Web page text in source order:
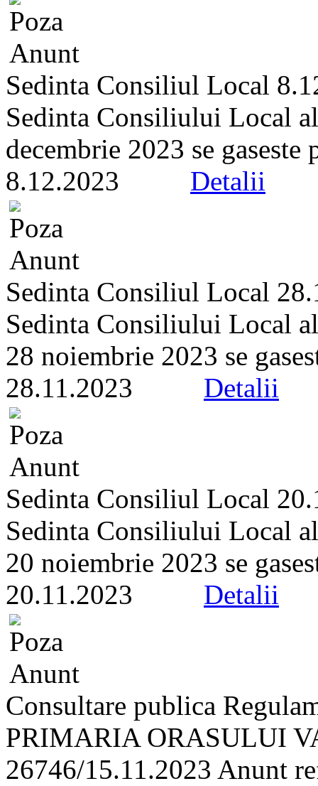
Sedinta Consiliul Local
Sedinta Consiliului Local
decembrie 2023 se
8.12.2023 Detalii
Sedinta Consiliul Local
Sedinta Consiliului Local
28 noiembrie 2023 se
28.11.2023 Detalii
Sedinta Consiliul Local
Sedinta Consiliului Local
20 noiembrie 2023 se
20.11.2023 Detalii
Consultare publica
PRIMARIA ORASULUI
26746/15.11.2023 Anunt